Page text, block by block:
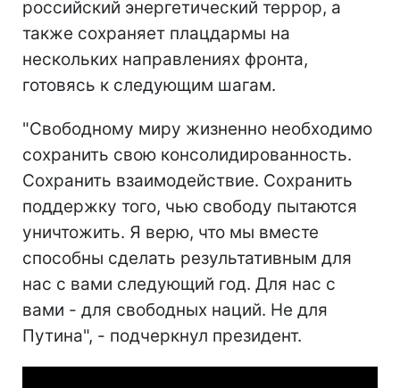
российский энергетический террор, а
также сохраняет плацдармы на
нескольких направлениях фронта,
готовясь к следующим шагам.
"Свободному миру жизненно необходимо
сохранить свою консолидированность.
Сохранить взаимодействие. Сохранить
поддержку того, чью свободу пытаются
уничтожить. Я верю, что мы вместе
способны сделать результативным для
нас с вами следующий год. Для нас с
вами - для свободных наций. Не для
Путина", - подчеркнул президент.